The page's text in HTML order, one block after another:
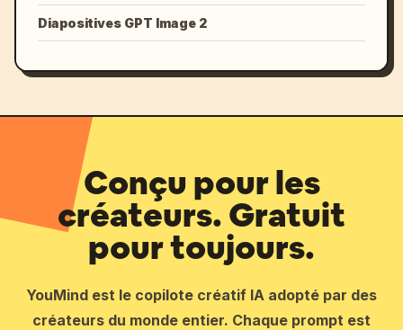
Diapositives GPT Image 2
Conçu pour les
créateurs. Gratuit
pour toujours.
YouMind est le copilote créatif IA adopté par des
créateurs du monde entier. Chaque prompt est